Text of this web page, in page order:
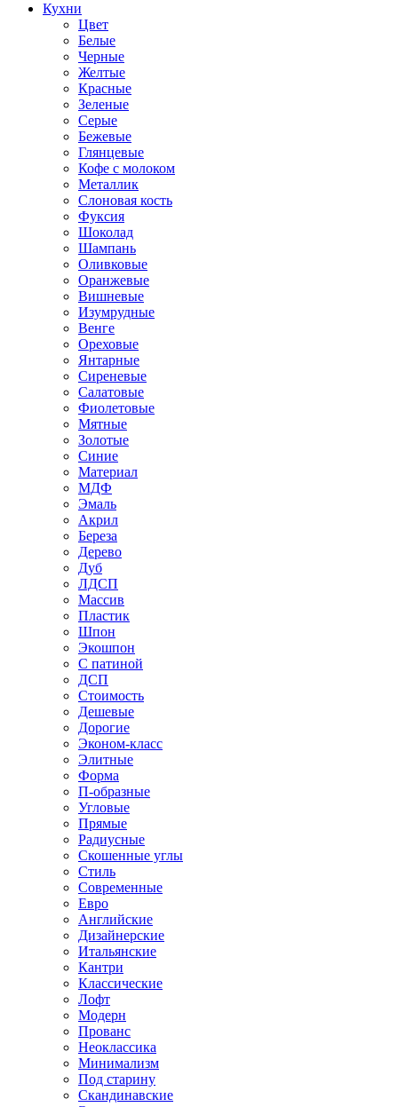
Кухни
Цвет
Белые
Черные
Желтые
Красные
Зеленые
Серые
Бежевые
Глянцевые
Кофе с молоком
Металлик
Слоновая кость
Фуксия
Шоколад
Шампань
Оливковые
Оранжевые
Вишневые
Изумрудные
Венге
Ореховые
Янтарные
Сиреневые
Салатовые
Фиолетовые
Мятные
Золотые
Синие
Материал
МДФ
Эмаль
Акрил
Береза
Дерево
Дуб
ЛДСП
Массив
Пластик
Шпон
Экошпон
С патиной
ДСП
Стоимость
Дешевые
Дорогие
Эконом-класс
Элитные
Форма
П-образные
Угловые
Прямые
Радиусные
Скошенные углы
Стиль
Современные
Евро
Английские
Дизайнерские
Итальянские
Кантри
Классические
Лофт
Модерн
Прованс
Неоклассика
Минимализм
Под старину
Скандинавские